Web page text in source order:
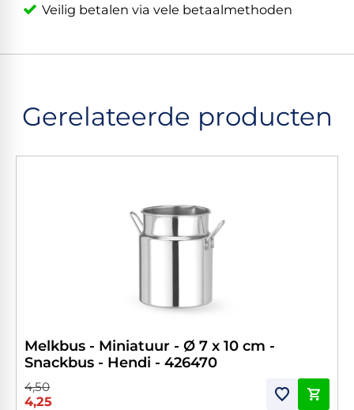
Veilig betalen via vele betaalmethoden
Gerelateerde producten
Melkbus - Miniatuur - Ø 7 x 10 cm -
Snackbus - Hendi - 426470
4,50
4,25